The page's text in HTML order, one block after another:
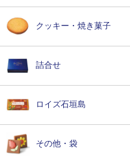
クッキー・焼き菓子
詰合せ
ロイズ石垣島
その他・袋